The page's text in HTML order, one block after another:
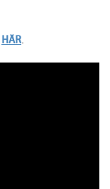
HÄR.